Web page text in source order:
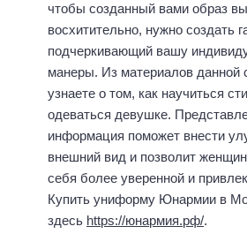
чтобы созданный вами образ
восхитительно, нужно создать
подчеркивающий вашу
манеры. Из материалов данной
узнаете о том, как научиться
одеваться девушке.
информация поможет внести
внешний вид и позволит
себя более уверенной и
Купить униформу Юнармии в
здесь https://юнармия.рф/.